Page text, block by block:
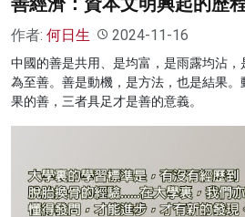
作者: 何日生 2024-11-16
中國的善是共用、是均富，是雨露均沾
為至善。善是動機，是方法，也是結果
果的善，三者具足才是善的意義。